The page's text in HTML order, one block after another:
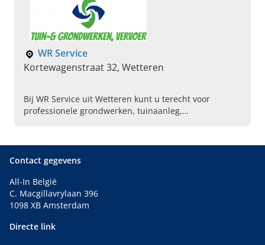
WR Service
Kortewagenstraat 32, Wetteren
Bij WR Service uit Wetteren kunt u terecht voor
professionele grondwerken, tuinaanleg,
Contact gegevens
All-In België
C. Macgillavrylaan 396
1098 XB Amsterdam
Directe link